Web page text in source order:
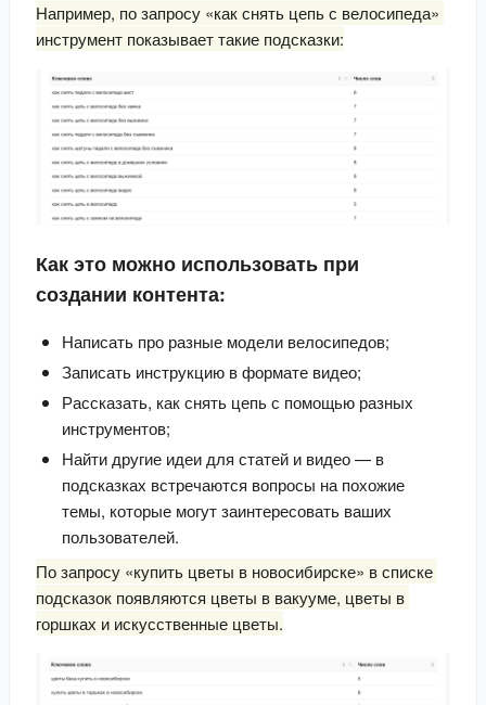
Например, по запросу «как снять цепь с велосипеда»
инструмент показывает такие подсказки:
Как это можно использовать при
создании контента:
Написать про разные модели велосипедов;
Записать инструкцию в формате видео;
Рассказать, как снять цепь с помощью разных
инструментов;
Найти другие идеи для статей и видео — в
подсказках встречаются вопросы на похожие
темы, которые могут заинтересовать ваших
пользователей.
По запросу «купить цветы в новосибирске» в списке
подсказок появляются цветы в вакууме, цветы в
горшках и искусственные цветы.